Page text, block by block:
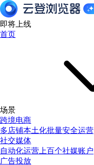
即将上线
首页
场景
跨境电商
多店铺本土化批量安全运营
社交媒体
自动化运营上百个社媒账户
广告投放